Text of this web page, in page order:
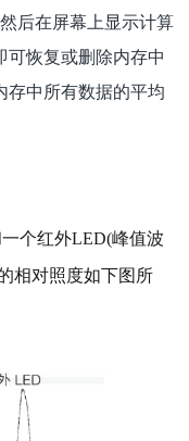
后在屏幕上显示计算
恢复或删除内存中
存中所有数据的平均
个红外LED(峰值波
相对照度如下图 所